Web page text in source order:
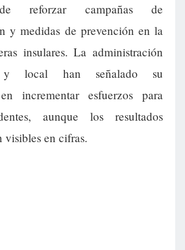
reforzar campañas de
y medidas de prevención en la
insulares. La administración
y local han señalado su
incrementar esfuerzos para
aunque los resultados
visibles en cifras.